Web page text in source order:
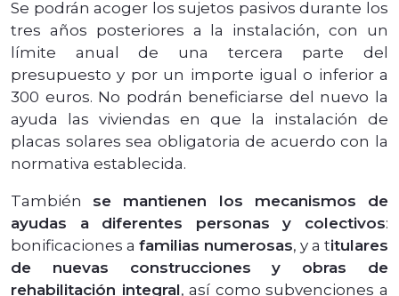
Se podrán acoger los sujetos pasivos durante los
tres años posteriores a la instalación, con un
límite anual de una tercera parte del
presupuesto y por un importe igual o inferior a
300 euros. No podrán beneficiarse del nuevo la
ayuda las viviendas en que la instalación de
placas solares sea obligatoria de acuerdo con la
normativa establecida.
También se mantienen los mecanismos de
ayudas a diferentes personas y colectivos:
bonificaciones a familias numerosas, y a titulares
de nuevas construcciones y obras de
rehabilitación integral, así como subvenciones a